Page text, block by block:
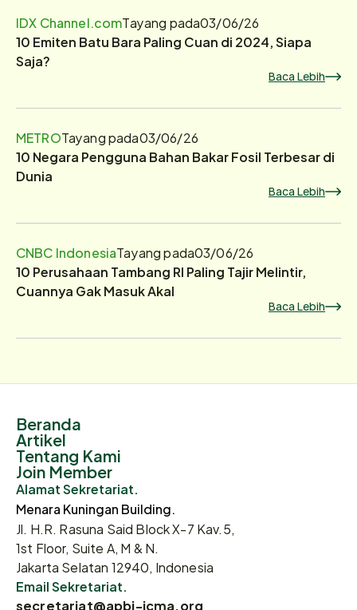
IDX Channel.comTayang pada03/06/26
10 Emiten Batu Bara Paling Cuan di 2024, Siapa
Saja?
Baca Lebih
METROTayang pada03/06/26
10 Negara Pengguna Bahan Bakar Fosil Terbesar di
Dunia
Baca Lebih
CNBC IndonesiaTayang pada03/06/26
10 Perusahaan Tambang RI Paling Tajir Melintir,
Cuannya Gak Masuk Akal
Baca Lebih
Beranda
Artikel
Tentang Kami
Join Member
Alamat Sekretariat.
Menara Kuningan Building.
Jl. H.R. Rasuna Said Block X-7 Kav.5,
1st Floor, Suite A, M & N.
Jakarta Selatan 12940, Indonesia
Email Sekretariat.
secretariat@apbi-icma.org